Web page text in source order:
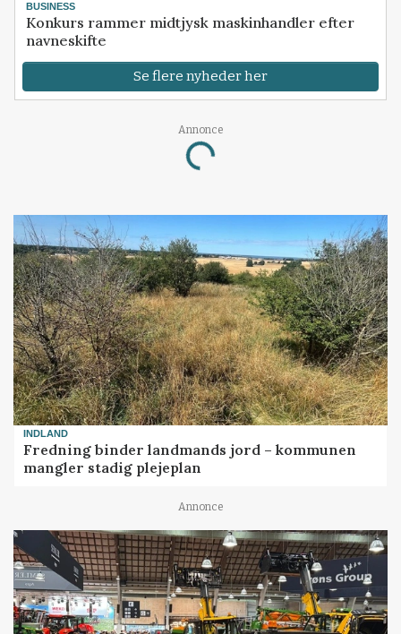
BUSINESS
Konkurs rammer midtjysk maskinhandler efter
navneskifte
Se flere nyheder her
Annonce
Loading...
INDLAND
Fredning binder landmands jord – kommunen
mangler stadig plejeplan
Annonce